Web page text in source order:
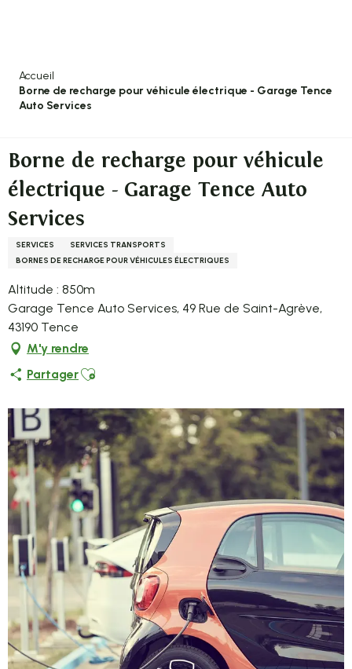
Accueil
Borne de recharge pour véhicule électrique - Garage Tence
Auto Services
Borne de recharge pour véhicule
électrique - Garage Tence Auto
Services
SERVICES
SERVICES TRANSPORTS
BORNES DE RECHARGE POUR VÉHICULES ÉLECTRIQUES
Altitude : 850m
Garage Tence Auto Services, 49 Rue de Saint-Agrève,
43190 Tence
M'y rendre
PartagerAjouter aux favoris